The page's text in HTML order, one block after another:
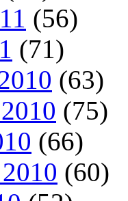
(56)
(71)
(63)
(75)
(66)
(60)